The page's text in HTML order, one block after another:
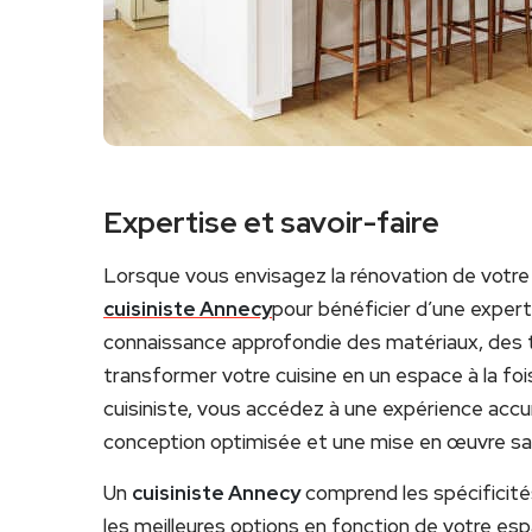
Expertise et savoir-faire
Lorsque vous envisagez la rénovation de
cuisiniste Annecypour bénéficier d’une
connaissance approfondie des matériaux,
transformer votre cuisine en un espace à la
cuisiniste, vous accédez à une expérience
conception optimisée et une mise en œuvre
Un cuisiniste Annecycomprend les
les meilleures options en fonction de votre